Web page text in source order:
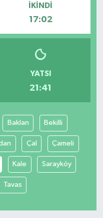
İKINDI
17:02
YATSI
21:41
Baklan Bekilli
Çal Çameli
Kale Sarayköy
Tavas